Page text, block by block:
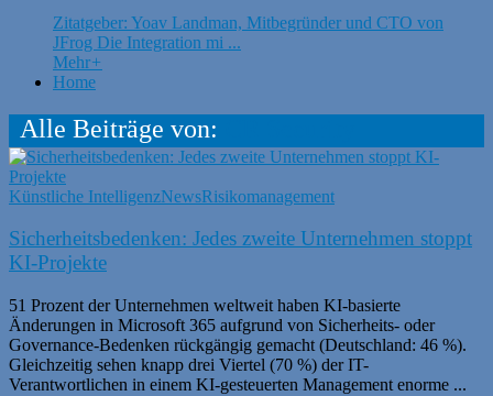
Zitatgeber: Yoav Landman, Mitbegründer und CTO von
JFrog Die Integration mi ...
Mehr+
Home
Alle Beiträge von:
Künstliche IntelligenzNewsRisikomanagement
Sicherheitsbedenken: Jedes zweite Unternehmen stoppt
KI-Projekte
51 Prozent der Unternehmen weltweit haben KI-basierte
Änderungen in Microsoft 365 aufgrund von Sicherheits- oder
Governance-Bedenken rückgängig gemacht (Deutschland: 46 %).
Gleichzeitig sehen knapp drei Viertel (70 %) der IT-
Verantwortlichen in einem KI-gesteuerten Management enorme ...